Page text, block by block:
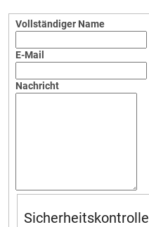
Vollständiger Name
E-Mail
Nachricht
Sicherheitskontrolle